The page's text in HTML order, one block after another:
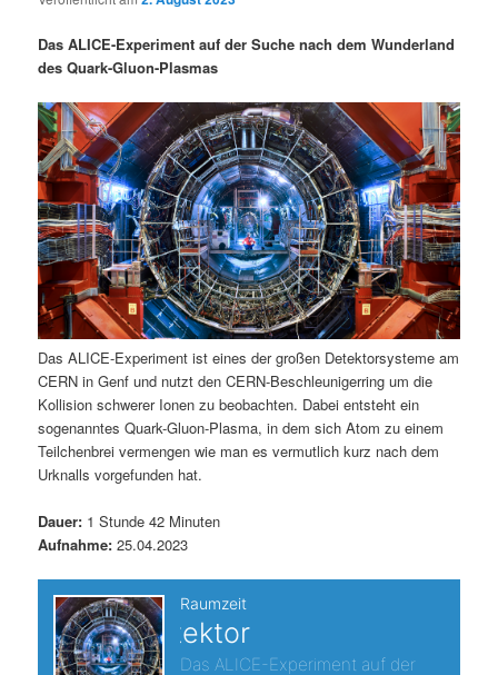
m
r
e
n
I
n
h
l
t
p
r
u
d
ä
r
e
n
I
h
a
t
s
n
a
i
g
a
t
i
o
n
Das ALICE-Experiment auf der Suche nach dem Wunderland
des Quark-Gluon-Plasmas
Das ALICE-Experiment ist eines der großen Detektorsysteme am
CERN in Genf und nutzt den CERN-Beschleunigerring um die
Kollision schwerer Ionen zu beobachten. Dabei entsteht ein
sogenanntes Quark-Gluon-Plasma, in dem sich Atom zu einem
Teilchenbrei vermengen wie man es vermutlich kurz nach dem
Urknalls vorgefunden hat.
Dauer: 1 Stunde 42 Minuten
Aufnahme: 25.04.2023